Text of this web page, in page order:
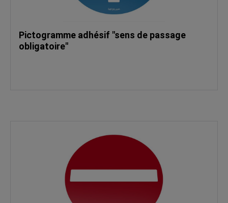
Pictogramme adhésif "sens de passage
obligatoire"